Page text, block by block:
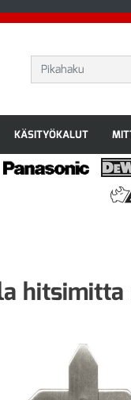
KÄSITYÖKALUT
hitsimitta